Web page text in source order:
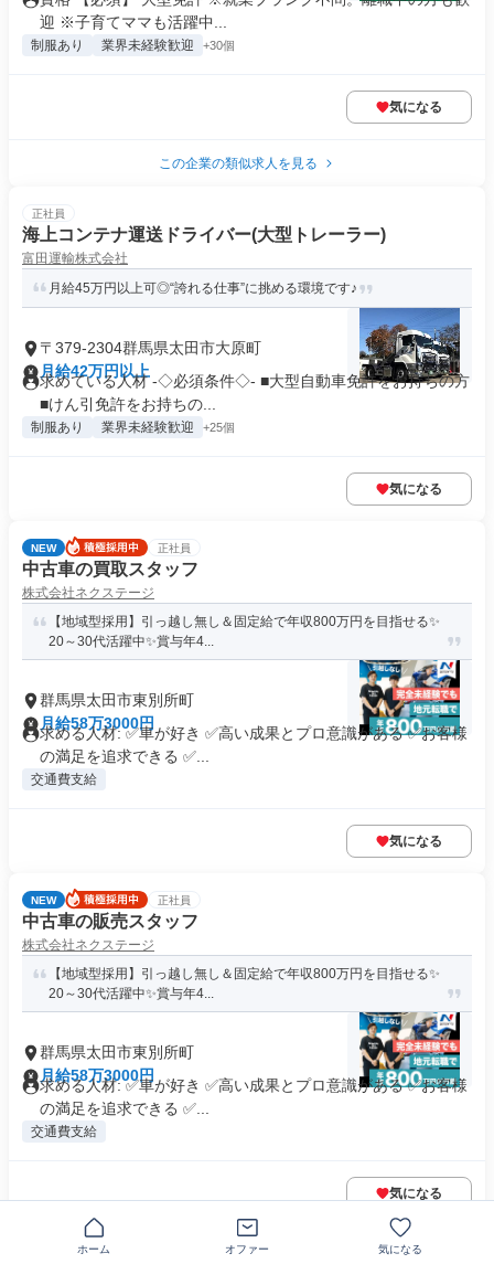
迎 ※子育てママも活躍中...
制服あり 業界未経験歓迎 +30個
気になる
この企業の類似求人を見る
正社員
海上コンテナ運送ドライバー(大型トレーラー)
富田運輸株式会社
月給45万円以上可◎“誇れる仕事”に挑める環境です♪
〒379-2304群馬県太田市大原町
月給42万円以上
求めている人材 -◇必須条件◇- ■大型自動車免許をお持ちの方
■けん引免許をお持ちの...
制服あり 業界未経験歓迎 +25個
気になる
NEW 正社員
中古車の買取スタッフ
株式会社ネクステージ
【地域型採用】引っ越し無し＆固定給で年収800万円を目指せる✨
20～30代活躍中✨賞与年4...
群馬県太田市東別所町
月給58万3000円
求める人材: ✅車が好き ✅高い成果とプロ意識がある ✅お客様
の満足を追求できる ✅...
交通費支給
気になる
NEW 正社員
中古車の販売スタッフ
株式会社ネクステージ
【地域型採用】引っ越し無し＆固定給で年収800万円を目指せる✨
20～30代活躍中✨賞与年4...
群馬県太田市東別所町
月給58万3000円
求める人材: ✅車が好き ✅高い成果とプロ意識がある ✅お客様
の満足を追求できる ✅...
交通費支給
気になる
この企業の類似求人を見る
ホーム オファー 気になる